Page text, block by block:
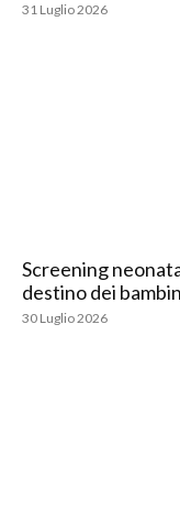
31 Luglio 2026
Screening
destino dei
30 Luglio 2026